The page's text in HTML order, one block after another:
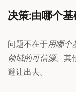
决策:由哪个
问题不在于用哪个
领域的可信源。其
避让出去。